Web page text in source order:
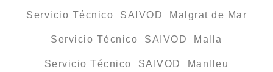
Servicio Técnico SAIVOD Malgrat de Mar
Servicio Técnico SAIVOD Malla
Servicio Técnico SAIVOD Manlleu